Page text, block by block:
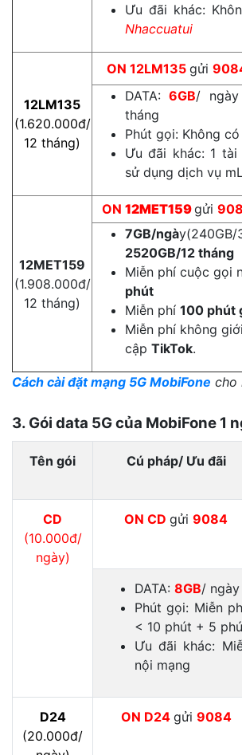
Ưu đãi khác:
Nhaccuatui
12LM135
(1.620.000đ/
12 tháng)
ON 12LM135 gửi
DATA:6GB/
tháng
Phút gọi: Không có
Ưu đãi khác: 1 tài
sử dụng dịch vụ
12MET159
(1.908.000đ/
12 tháng)
ON 12MET159gửi
7GB/ngày(240GB/
2520GB/12 tháng
Miễn phí cuộc gọi
phút
Miễn phí 100 phút
Miễn phí không
cập TikTok.
Cách cài đặt mạng 5G MobiFone cho
3. Gói data 5G của MobiFone 1
Tên gói Cú pháp/ Ưu đãi
CD
(10.000đ/
ngày)
ON CD gửi 9084
DATA: 8GB/ ngày
Phút gọi: Miễn
< 10 phút + 5
Ưu đãi khác:
nội mạng
D24
(20.000đ/
ON D24 gửi 9084